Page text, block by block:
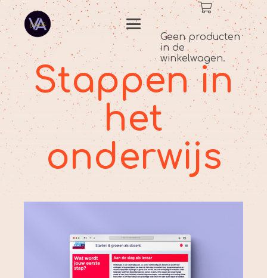
Geen producten
in de
winkelwagen.
Stappen in
het
onderwijs